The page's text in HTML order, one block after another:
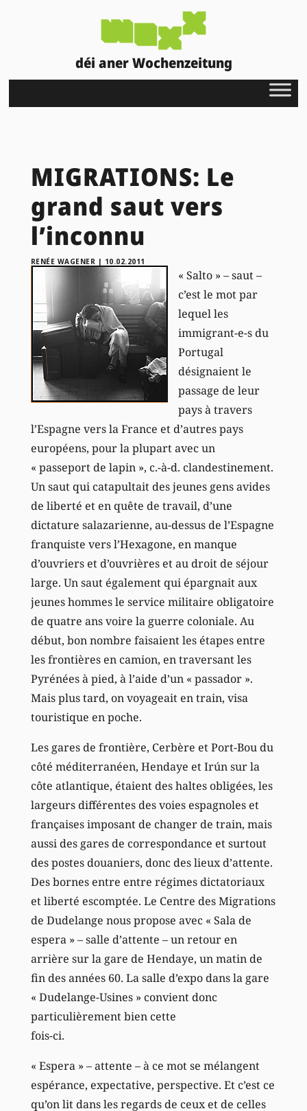
déi aner Wochenzeitung
MIGRATIONS: Le
grand saut vers
l’inconnu
RENÉE WAGENER | 10.02.2011
« Salto » – saut –
c’est le mot par
lequel les
immigrant-e-s du
Portugal
désignaient le
passage de leur
pays à travers
l’Espagne vers la France et d’autres pays
européens, pour la plupart avec un
« passeport de lapin », c.-à-d. clandestinement.
Un saut qui catapultait des jeunes gens avides
de liberté et en quête de travail, d’une
dictature salazarienne, au-dessus de l’Espagne
franquiste vers l’Hexagone, en manque
d’ouvriers et d’ouvrières et au droit de séjour
large. Un saut également qui épargnait aux
jeunes hommes le service militaire obligatoire
de quatre ans voire la guerre coloniale. Au
début, bon nombre faisaient les étapes entre
les frontières en camion, en traversant les
Pyrénées à pied, à l’aide d’un « passador ».
Mais plus tard, on voyageait en train, visa
touristique en poche.
Les gares de frontière, Cerbère et Port-Bou du
côté méditerranéen, Hendaye et Irún sur la
côte atlantique, étaient des haltes obligées, les
largeurs différentes des voies espagnoles et
françaises imposant de changer de train, mais
aussi des gares de correspondance et surtout
des postes douaniers, donc des lieux d’attente.
Des bornes entre entre régimes dictatoriaux
et liberté escomptée. Le Centre des Migrations
de Dudelange nous propose avec « Sala de
espera » – salle d’attente – un retour en
arrière sur la gare de Hendaye, un matin de
fin des années 60. La salle d’expo dans la gare
« Dudelange-Usines » convient donc
particulièrement bien cette
fois-ci.
« Espera » – attente – à ce mot se mélangent
espérance, expectative, perspective. Et c’est ce
qu’on lit dans les regards de ceux et de celles